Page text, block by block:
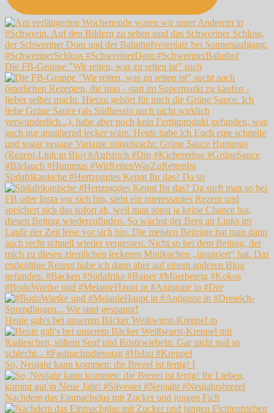
Die FB-Gruppe "Wir retten, was zu retten ist" such
Südafrikanische #Hertzoggies Kennt Ihr das? Da su
#BodoWartke und #MelanieHaupt in #Antigone in #Dre
Heute gab's bei unserem Bäcker Weißwurst-Kreppel m
So, Neujahr kann kommen: die Brezel ist fertig! I
Nachdem das Einmachglas mit Zucker und jungen Fich